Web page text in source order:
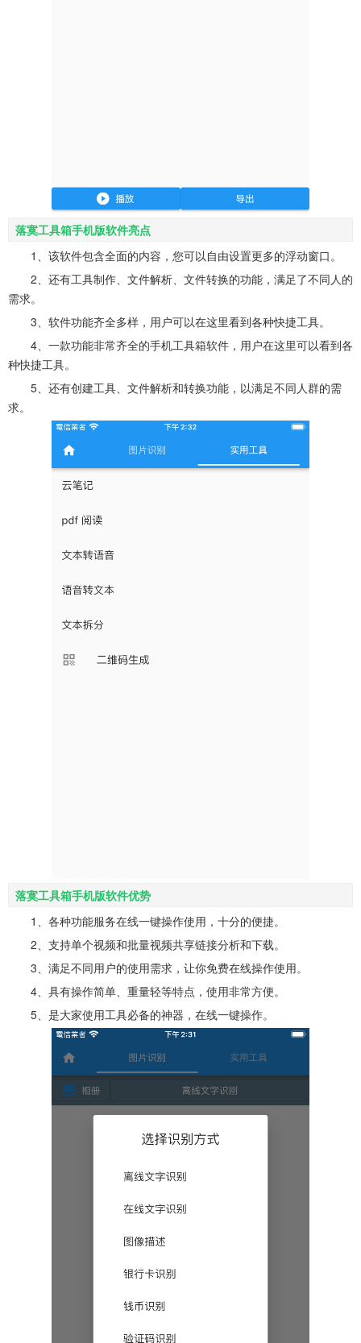
落寞工具箱手机版软件亮点
1、该软件包含全面的内容，您可以自由设置更多的浮动窗口。
2、还有工具制作、文件解析、文件转换的功能，满足了不同人的
需求。
3、软件功能齐全多样，用户可以在这里看到各种快捷工具。
4、一款功能非常齐全的手机工具箱软件，用户在这里可以看到各
种快捷工具。
5、还有创建工具、文件解析和转换功能，以满足不同人群的需
求。
落寞工具箱手机版软件优势
1、各种功能服务在线一键操作使用，十分的便捷。
2、支持单个视频和批量视频共享链接分析和下载。
3、满足不同用户的使用需求，让你免费在线操作使用。
4、具有操作简单、重量轻等特点，使用非常方便。
5、是大家使用工具必备的神器，在线一键操作。